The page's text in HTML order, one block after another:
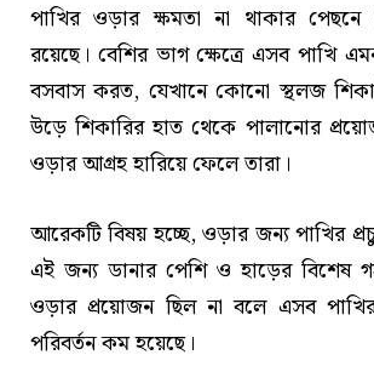
পাখির ওড়ার ক্ষমতা না থাকার
রয়েছে। বেশির ভাগ ক্ষেত্রে এসব পাখি
বসবাস করত, যেখানে কোনো স্থলজ
উড়ে শিকারির হাত থেকে পালানোর
ওড়ার আগ্রহ হারিয়ে ফেলে তারা।
আরেকটি বিষয় হচ্ছে, ওড়ার জন্য পাখির
এই জন্য ডানার পেশি ও হাড়ের বিশেষ
ওড়ার প্রয়োজন ছিল না বলে এসব
পরিবর্তন কম হয়েছে।